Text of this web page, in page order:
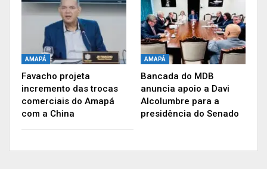
AMAPÁ
Favacho projeta
incremento das trocas
comerciais do Amapá
com a China
AMAPÁ
Bancada do MDB
anuncia apoio a Davi
Alcolumbre para a
presidência do Senado